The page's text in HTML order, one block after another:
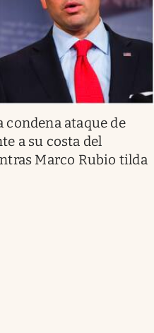
condena ataque de
a su costa del
Marco Rubio tilda